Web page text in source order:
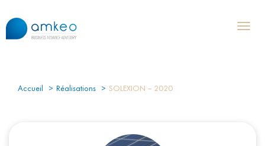
Accueil Réalisations SOLEXION – 2020